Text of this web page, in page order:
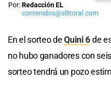
Por:Redacción EL
contenidos@ellitoral.com
En el sorteo deQuini 6de
no hubo ganadores con
sorteo tendrá un pozo